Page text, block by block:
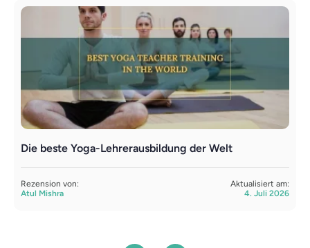
Die beste Yoga-Lehrerausbildung der Welt
Rezension von:
Atul Mishra
Aktualisiert am:
4. Juli 2026